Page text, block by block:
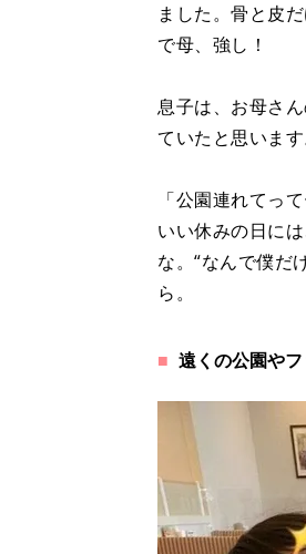
ました。骨と皮
で母、強し！
息子は、お母さ
ていたと思います
「公園連れてっ
いい休みの日に
な。“なんで僕だ
ら。
遠くの公園や